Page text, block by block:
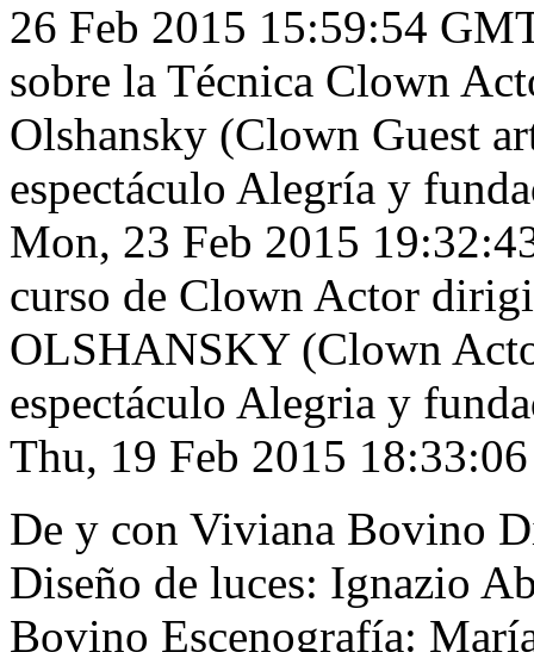
26 Feb 2015 15:59:54
sobre la Técnica Clown
Olshansky (Clown Guest
espectáculo Alegría y
Mon, 23 Feb 2015
curso de Clown Actor
OLSHANSKY (Clown
espectáculo Alegria y
Thu, 19 Feb 2015
De y con Viviana Bovino
Diseño de luces: Ignazio
Bovino Escenografía: